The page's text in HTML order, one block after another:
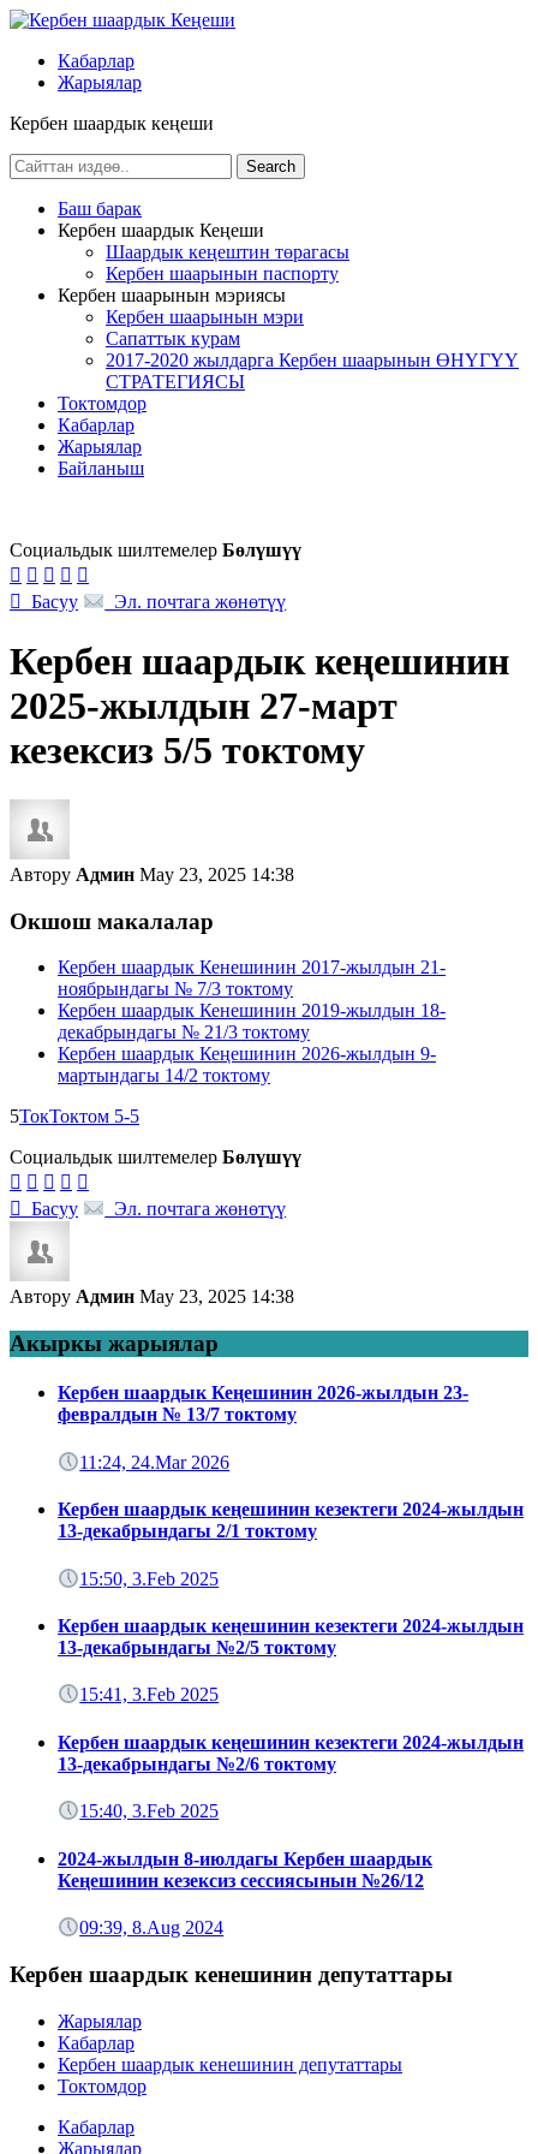
Кабарлар
Жарыялар
Кербен шаардык кеңеши
Баш барак
Кербен шаардык Кеңеши
Шаардык кеңештин төрагасы
Кербен шаарынын паспорту
Кербен шаарынын мэриясы
Кербен шаарынын мэри
Сапаттык курам
2017-2020 жылдарга Кербен шаарынын ӨНҮГҮҮ
СТРАТЕГИЯСЫ
Токтомдор
Кабарлар
Жарыялар
Байланыш
Социальдык шилтемелер Бөлүшүү
    
 Басуу Эл. почтага жөнөтүү
Кербен шаардык кеңешинин
2025-жылдын 27-март
кезексиз 5/5 токтому
Автору Админ May 23, 2025 14:38
Окшош макалалар
Кербен шаардык Кенешинин 2017-жылдын 21-
ноябрындагы № 7/3 токтому
Кербен шаардык Кенешинин 2019-жылдын 18-
декабрындагы № 21/3 токтому
Кербен шаардык Кеңешинин 2026-жылдын 9-
мартындагы 14/2 токтому
5ТокТоктом 5-5
Социальдык шилтемелер Бөлүшүү
    
 Басуу Эл. почтага жөнөтүү
Автору Админ May 23, 2025 14:38
Акыркы жарыялар
Кербен шаардык Кеңешинин 2026-жылдын 23-
февралдын № 13/7 токтому
11:24, 24.Mar 2026
Кербен шаардык кеңешинин кезектеги 2024-жылдын
13-декабрындагы 2/1 токтому
15:50, 3.Feb 2025
Кербен шаардык кеңешинин кезектеги 2024-жылдын
13-декабрындагы №2/5 токтому
15:41, 3.Feb 2025
Кербен шаардык кеңешинин кезектеги 2024-жылдын
13-декабрындагы №2/6 токтому
15:40, 3.Feb 2025
2024-жылдын 8-июлдагы Кербен шаардык
Кеңешинин кезексиз сессиясынын №26/12
09:39, 8.Aug 2024
Кербен шаардык кенешинин депутаттары
Жарыялар
Кабарлар
Кербен шаардык кенешинин депутаттары
Токтомдор
Кабарлар
Жарыялар